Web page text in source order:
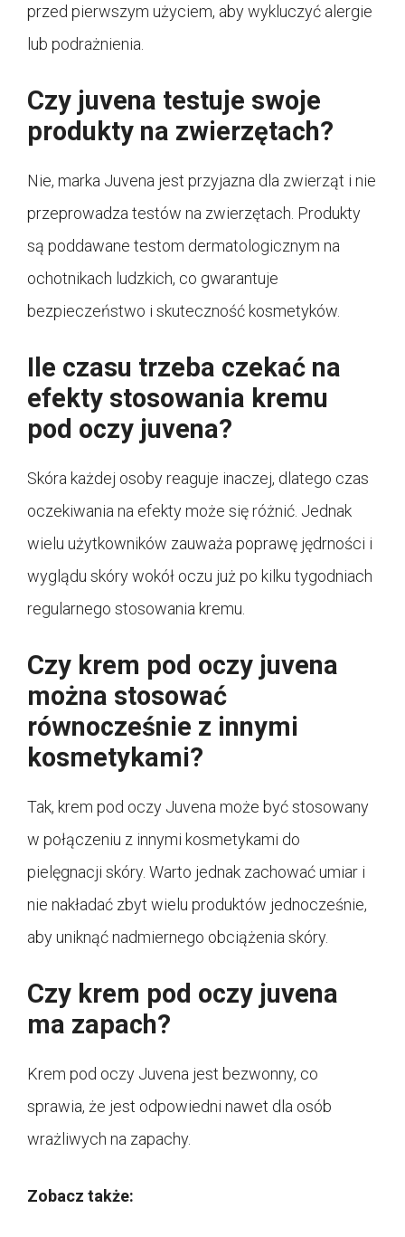
przed pierwszym użyciem, aby wykluczyć alergie
lub podrażnienia.
Czy juvena testuje swoje
produkty na zwierzętach?
Nie, marka Juvena jest przyjazna dla zwierząt i nie
przeprowadza testów na zwierzętach. Produkty
są poddawane testom dermatologicznym na
ochotnikach ludzkich, co gwarantuje
bezpieczeństwo i skuteczność kosmetyków.
Ile czasu trzeba czekać na
efekty stosowania kremu
pod oczy juvena?
Skóra każdej osoby reaguje inaczej, dlatego czas
oczekiwania na efekty może się różnić. Jednak
wielu użytkowników zauważa poprawę jędrności i
wyglądu skóry wokół oczu już po kilku tygodniach
regularnego stosowania kremu.
Czy krem pod oczy juvena
można stosować
równocześnie z innymi
kosmetykami?
Tak, krem pod oczy Juvena może być stosowany
w połączeniu z innymi kosmetykami do
pielęgnacji skóry. Warto jednak zachować umiar i
nie nakładać zbyt wielu produktów jednocześnie,
aby uniknąć nadmiernego obciążenia skóry.
Czy krem pod oczy juvena
ma zapach?
Krem pod oczy Juvena jest bezwonny, co
sprawia, że jest odpowiedni nawet dla osób
wrażliwych na zapachy.
Zobacz także: